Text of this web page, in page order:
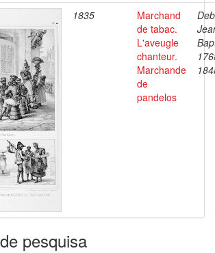
1835
Marchand
de tabac.
L'aveugle
chanteur.
Marchande
de
pandelos
pesquisa